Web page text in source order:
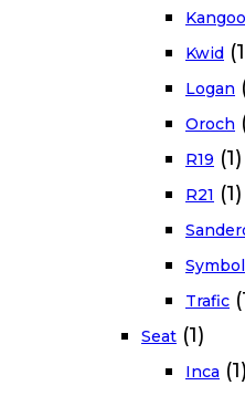
Kangoo
Kwid
Logan
Oroch
R19 (1)
R21 (1)
Symbol
Trafic
Seat (1)
Inca (1)